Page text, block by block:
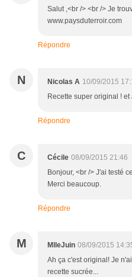
Salut ,<br /> <br /> Je
www.paysduterroir.com
Répondre
N Nicolas A 10/09/2015
Recette super original !
Répondre
C Cécile 08/09/2015 21:46
Bonjour, <br /> J'ai testé
Merci beaucoup.
Répondre
M MlleJuin 08/09/2015
Ah ça c'est original! Je
recette sucrée...